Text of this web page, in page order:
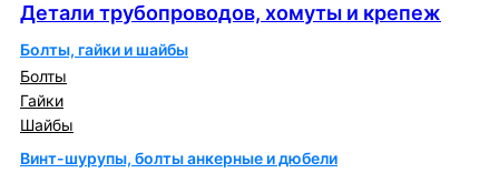
Детали трубопроводов, хомуты и крепеж
Болты, гайки и шайбы
Болты
Гайки
Шайбы
Винт-шурупы, болты анкерные и дюбели